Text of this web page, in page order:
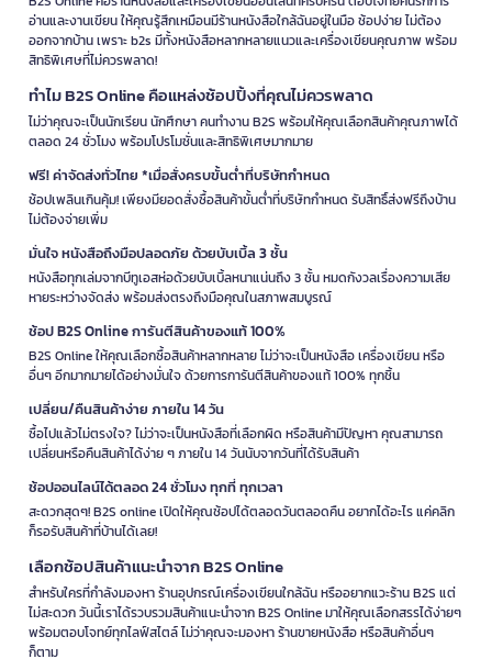
อ่านและงานเขียน ให้คุณรู้สึกเหมือนมีร้านหนังสือใกล้ฉันอยู่ในมือ ช้อปง่าย ไม่ต้อง
ออกจากบ้าน เพราะ b2s มีทั้งหนังสือหลากหลายแนวและเครื่องเขียนคุณภาพ พร้อม
สิทธิพิเศษที่ไม่ควรพลาด!
ทำไม B2S Online คือแหล่งช้อปปิ้งที่คุณไม่ควรพลาด
ไม่ว่าคุณจะเป็นนักเรียน นักศึกษา คนทำงาน B2S พร้อมให้คุณเลือกสินค้าคุณภาพได้
ตลอด 24 ชั่วโมง พร้อมโปรโมชั่นและสิทธิพิเศษมากมาย
ฟรี! ค่าจัดส่งทั่วไทย *เมื่อสั่งครบขั้นต่ำที่บริษัทกำหนด
ช้อปเพลินเกินคุ้ม! เพียงมียอดสั่งซื้อสินค้าขั้นต่ำที่บริษัทกำหนด รับสิทธิ์ส่งฟรีถึงบ้าน
ไม่ต้องจ่ายเพิ่ม
มั่นใจ หนังสือถึงมือปลอดภัย ด้วยบับเบิ้ล 3 ชั้น
หนังสือทุกเล่มจากบีทูเอสห่อด้วยบับเบิ้ลหนาแน่นถึง 3 ชั้น หมดกังวลเรื่องความเสีย
หายระหว่างจัดส่ง พร้อมส่งตรงถึงมือคุณในสภาพสมบูรณ์
ช้อป B2S Online การันตีสินค้าของแท้ 100%
B2S Online ให้คุณเลือกซื้อสินค้าหลากหลาย ไม่ว่าจะเป็นหนังสือ เครื่องเขียน หรือ
อื่นๆ อีกมากมายได้อย่างมั่นใจ ด้วยการการันตีสินค้าของแท้ 100% ทุกชิ้น
เปลี่ยน/คืนสินค้าง่าย ภายใน 14 วัน
ซื้อไปแล้วไม่ตรงใจ? ไม่ว่าจะเป็นหนังสือที่เลือกผิด หรือสินค้ามีปัญหา คุณสามารถ
เปลี่ยนหรือคืนสินค้าได้ง่าย ๆ ภายใน 14 วันนับจากวันที่ได้รับสินค้า
ช้อปออนไลน์ได้ตลอด 24 ชั่วโมง ทุกที่ ทุกเวลา
สะดวกสุดๆ! B2S online เปิดให้คุณช้อปได้ตลอดวันตลอดคืน อยากได้อะไร แค่คลิก
ก็รอรับสินค้าที่บ้านได้เลย!
เลือกช้อปสินค้าแนะนำจาก B2S Online
สำหรับใครที่กำลังมองหา ร้านอุปกรณ์เครื่องเขียนใกล้ฉัน หรืออยากแวะร้าน B2S แต่
ไม่สะดวก วันนี้เราได้รวบรวมสินค้าแนะนำจาก B2S Online มาให้คุณเลือกสรรได้ง่ายๆ
พร้อมตอบโจทย์ทุกไลฟ์สไตล์ ไม่ว่าคุณจะมองหา ร้านขายหนังสือ หรือสินค้าอื่นๆ
ก็ตาม